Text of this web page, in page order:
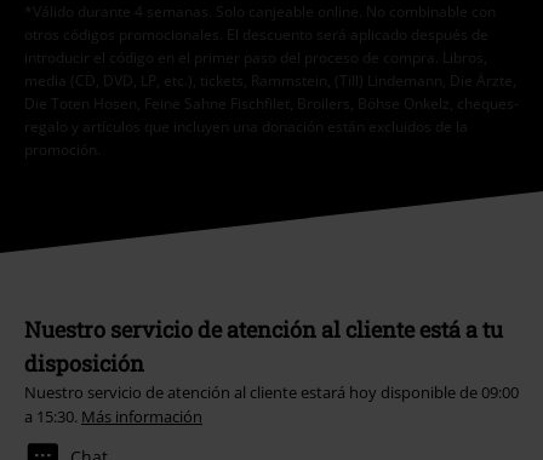
*Válido durante 4 semanas. Solo canjeable online. No combinable con
otros códigos promocionales. El descuento será aplicado después de
introducir el código en el primer paso del proceso de compra. Libros,
media (CD, DVD, LP, etc.), tickets, Rammstein, (Till) Lindemann, Die Ärzte,
Die Toten Hosen, Feine Sahne Fischfilet, Broilers, Böhse Onkelz, cheques-
regalo y artículos que incluyen una donación están excluidos de la
promoción.
Nuestro servicio de atención al cliente está a tu
disposición
Nuestro servicio de atención al cliente estará hoy disponible de 09:00
a 15:30. Más información